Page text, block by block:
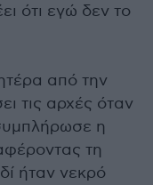
ότι εγώ δεν το
από την
τις αρχές όταν
η
τη
ήταν νεκρό